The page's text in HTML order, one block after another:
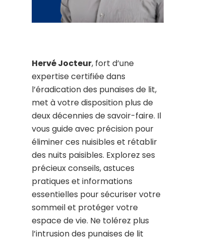
Hervé Jocteur, fort d’une
expertise certifiée dans
l’éradication des punaises de lit,
met à votre disposition plus de
deux décennies de savoir-faire. Il
vous guide avec précision pour
éliminer ces nuisibles et rétablir
des nuits paisibles. Explorez ses
précieux conseils, astuces
pratiques et informations
essentielles pour sécuriser votre
sommeil et protéger votre
espace de vie. Ne tolérez plus
l’intrusion des punaises de lit